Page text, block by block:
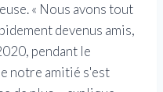
« Nous avons tout
devenus amis,
pendant le
notre amitié s'est